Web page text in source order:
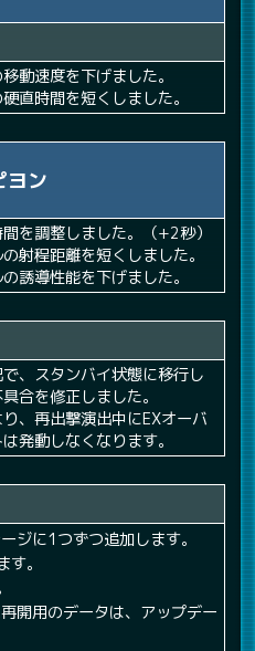
動速度を下げました。
直時間を短くしました。
ヨン
を調整しました。（+2秒）
射程距離を短くしました。
誘導性能を下げました。
、スタンバイ状態に移行し
合を修正しました。
、再出撃演出中にEXオーバ
発動しなくなります。
ジに1つずつ追加します。
。
開用のデータは、アップデー